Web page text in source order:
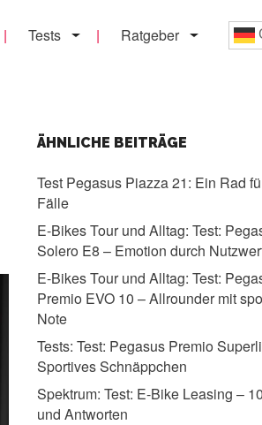
Tests Ratgeber
ÄHNLICHE BEITRÄGE
Test Pegasus Piazza 21: Ein Rad
Fälle
E-Bikes Tour und Alltag: Test:
Solero E8 – Emotion durch
E-Bikes Tour und Alltag: Test:
Premio EVO 10 – Allrounder mit
Note
Tests: Test: Pegasus Premio
Sportives Schnäppchen
Spektrum: Test: E-Bike Leasing –
und Antworten